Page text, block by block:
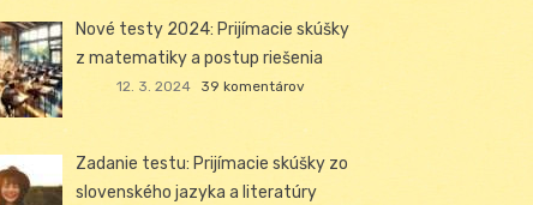
Nové testy 2024: Prijímacie skúšky
z matematiky a postup riešenia
12. 3. 2024 39 komentárov
Zadanie testu: Prijímacie skúšky zo
slovenského jazyka a literatúry